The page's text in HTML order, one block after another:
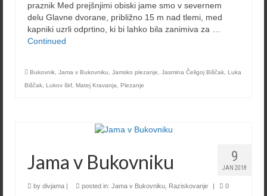
praznik Med prejšnjimi obiski jame smo v severnem
delu Glavne dvorane, približno 15 m nad tlemi, med
kapniki uzrli odprtino, ki bi lahko bila zanimiva za …
Continued
Bukovnik, Jama v Bukovniku, Jamsko plezanje, Jasmina Čeligoj Biščak, Luka
Biščak, Lukov škf, Matej Kravanja, Plezanje
9
JAN 2018
Jama v Bukovniku
by divjama | posted in: Jama v Bukovniku Raziskovanje | 0